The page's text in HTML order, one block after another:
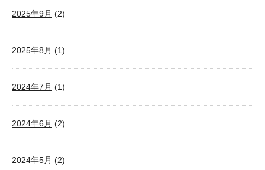
2025年9月 (2)
2025年8月 (1)
2024年7月 (1)
2024年6月 (2)
2024年5月 (2)